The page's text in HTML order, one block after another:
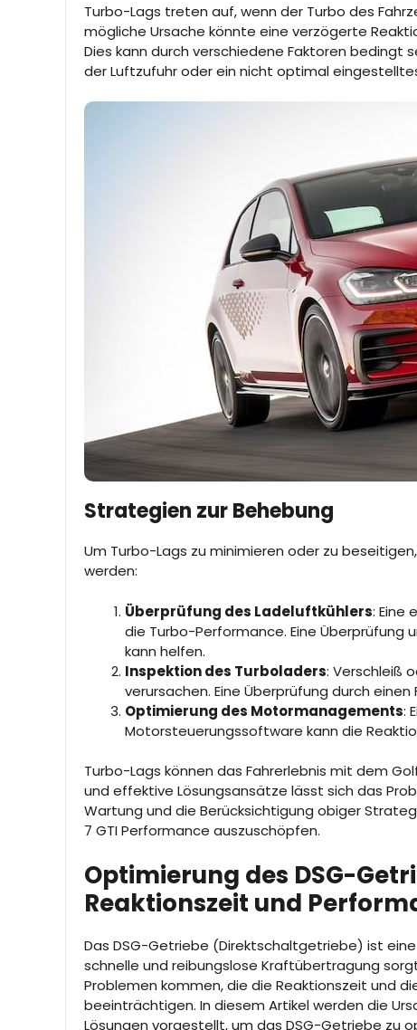
Turbo-Lags treten auf, wenn der Turbo des
mögliche Ursache könnte eine verzögerte
Dies kann durch verschiedene Faktoren bedingt
der Luftzufuhr oder ein nicht optimal
Strategien zur Behebung
Um Turbo-Lags zu minimieren oder zu
werden:
Überprüfung des Ladeluftkühlers: Eine
die Turbo-Performance. Eine Überprüfung
kann helfen.
Inspektion des Turboladers: Verschleiß
verursachen. Eine Überprüfung durch
Optimierung des Motormanagements:
Motorsteuerungssoftware kann die
Turbo-Lags können das Fahrerlebnis mit dem
und effektive Lösungsansätze lässt sich das
Wartung und die Berücksichtigung obiger
7 GTI Performance auszuschöpfen.
Optimierung des DSG-
Reaktionszeit und
Das DSG-Getriebe (Direktschaltgetriebe) ist
schnelle und reibungslose Kraftübertragung
Problemen kommen, die die Reaktionszeit und
beeinträchtigen. In diesem Artikel werden die
Lösungen vorgestellt, um das DSG-Getriebe zu